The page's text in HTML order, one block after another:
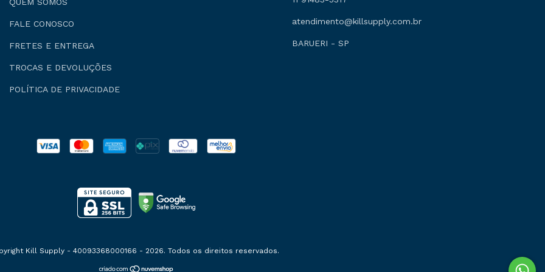
FALE CONOSCO
FRETES E ENTREGA
TROCAS E DEVOLUÇÕES
POLÍTICA DE PRIVACIDADE
atendimento@killsupply.com.br
BARUERI - SP
Kill Supply - 40093368000166 - 2026. Todos os direitos reservados.